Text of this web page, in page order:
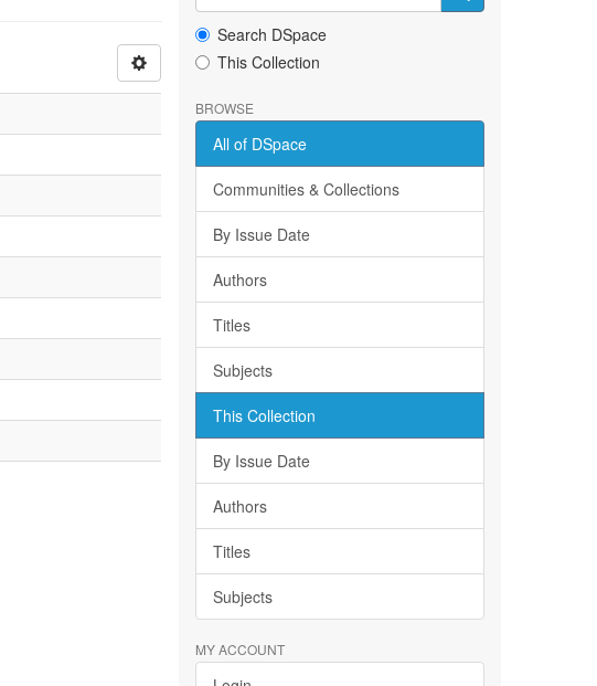
Search DSpace
This Collection
BROWSE
All of DSpace
Communities & Collections
By Issue Date
Authors
Titles
Subjects
This Collection
By Issue Date
Authors
Titles
Subjects
MY ACCOUNT